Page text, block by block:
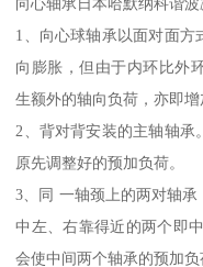
向心轴承日本哈默纳科谐
1、向心球轴承以面对面方
向膨胀，但由于内环比外
生额外的轴向负荷，亦即增
2、背对背安装的主轴轴承
原先调整好的预加负荷。
3、同 一轴颈上的两对轴
中左、右靠得近的两个即
会使中间两个轴承的预加负